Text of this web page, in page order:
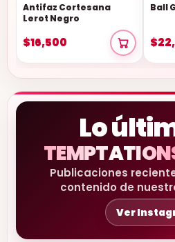
Antifaz Cortesana
Lerot Negro
$16,500
Ball
Lo
Publicaciones
contenido de
Ver